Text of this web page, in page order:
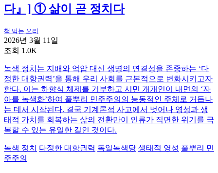
다』] ① 삶이 곧 정치다
책 먹는 오리
2026년 3월 11일
조회 1.0K
녹색 정치는 지배와 억압 대신 생명의 연결성을 존중하는 ‘다
정한 대항권력’을 통해 우리 사회를 근본적으로 변화시키고자
한다. 이는 하향식 체제를 거부하고 시민 개개인이 내면의 ‘자
아를 녹색화’하여 풀뿌리 민주주의의 능동적인 주체로 거듭나
는 데서 시작된다. 결국 기계론적 사고에서 벗어나 영성과 생
태적 가치를 회복하는 삶의 전환만이 인류가 직면한 위기를 극
복할 수 있는 유일한 길인 것이다.
녹색 정치 다정한 대항권력 독일녹색당 생태적 영성 풀뿌리 민
주주의